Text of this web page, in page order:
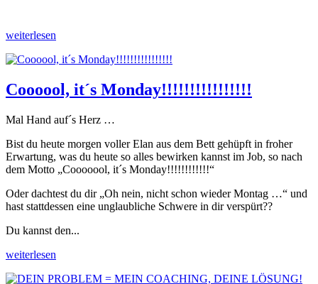
weiterlesen
Coooool, it´s Monday!!!!!!!!!!!!!!!!
Mal Hand auf´s Herz …
Bist du heute morgen voller Elan aus dem Bett gehüpft in froher
Erwartung, was du heute so alles bewirken kannst im Job, so nach
dem Motto „Cooooool, it´s Monday!!!!!!!!!!!!“
Oder dachtest du dir „Oh nein, nicht schon wieder Montag …“ und
hast stattdessen eine unglaubliche Schwere in dir verspürt??
Du kannst den...
weiterlesen